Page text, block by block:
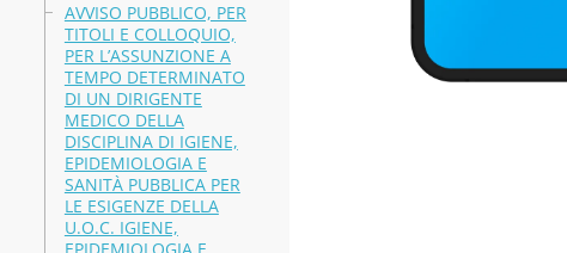
AVVISO PUBBLICO, PER
TITOLI E COLLOQUIO,
PER L’ASSUNZIONE A
TEMPO DETERMINATO
DI UN DIRIGENTE
MEDICO DELLA
DISCIPLINA DI IGIENE,
EPIDEMIOLOGIA E
SANITÀ PUBBLICA PER
LE ESIGENZE DELLA
U.O.C. IGIENE,